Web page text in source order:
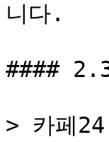
니다.
####
> 카페